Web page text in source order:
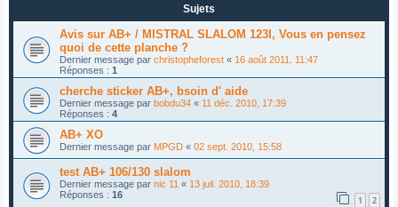
Sujets
Avis sur AB+ / MISTRAL SLALOM 123l, Vous en pensez
quoi de cette planche ?
Dernier message par christopheforest « 16 août 2011, 11:47
Réponses : 1
cherche sticker AB+, bsoin d' aide
Dernier message par bobdu34 « 11 déc. 2010, 17:39
Réponses : 4
AB+ XO
Dernier message par MPGD « 02 sept. 2010, 15:58
test AB+ 106/130 slalom
Dernier message par nic 11 « 13 juil. 2010, 18:39
Réponses : 16 1 2